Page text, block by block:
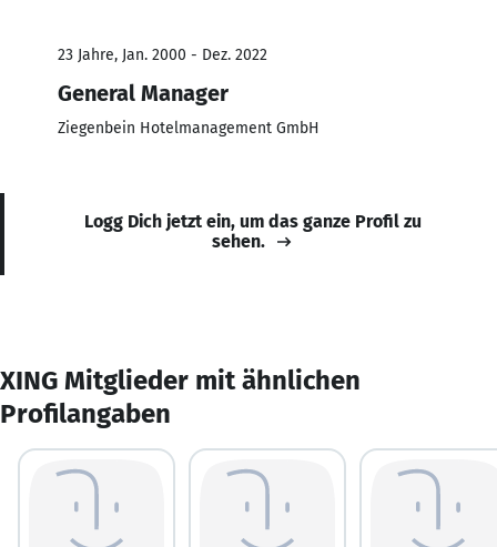
23 Jahre, Jan. 2000 - Dez. 2022
General Manager
Ziegenbein Hotelmanagement GmbH
Logg Dich jetzt ein, um das ganze Profil zu
sehen.
XING Mitglieder mit ähnlichen
Profilangaben